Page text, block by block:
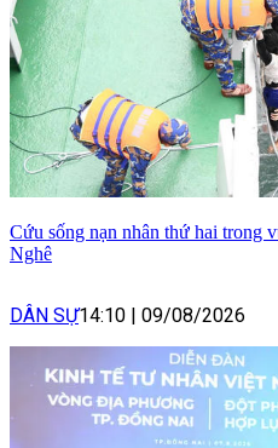
Cứu sống nạn nhân thứ hai trong
Nghê
DÂN SỰ14:10 09/08/2026